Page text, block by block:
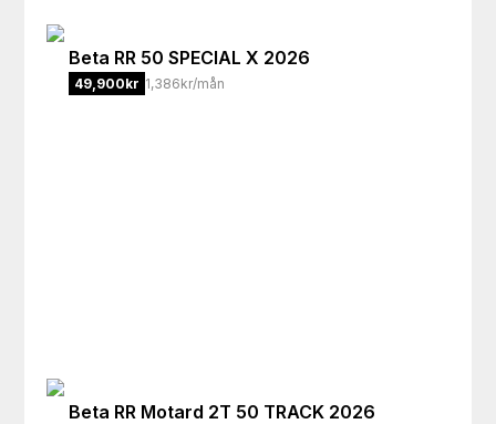
Beta RR 50 SPECIAL X 2026
49,900kr 1,386kr/mån
Beta RR Motard 2T 50 TRACK 2026